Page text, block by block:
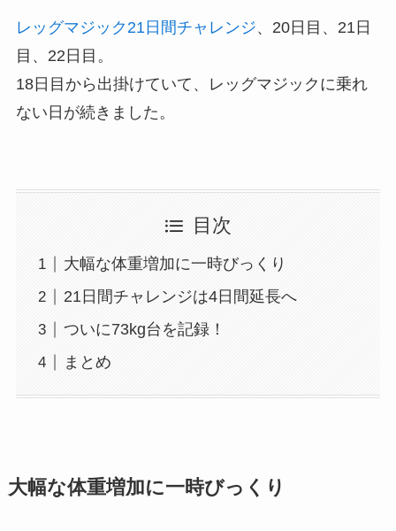
レッグマジック21日間チャレンジ、20日目、21日
目、22日目。
18日目から出掛けていて、レッグマジックに乗れ
ない日が続きました。
目次
大幅な体重増加に一時びっくり
21日間チャレンジは4日間延長へ
ついに73kg台を記録！
まとめ
大幅な体重増加に一時びっくり